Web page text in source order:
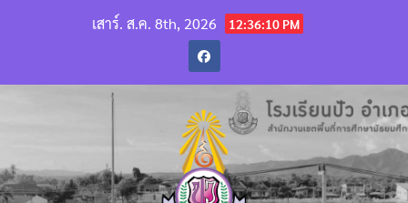
เสาร์. ส.ค. 8th, 2026 12:36:11 PM